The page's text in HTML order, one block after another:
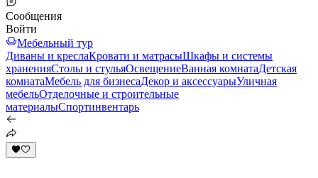
Сообщения
Войти
Мебельный тур
Диваны и креслаКровати и матрасыШкафы и системы
храненияСтолы и стульяОсвещениеВанная комнатаДетская
комнатаМебель для бизнесаДекор и аксессуарыУличная
мебельОтделочные и строительные
материалыСпортинвентарь